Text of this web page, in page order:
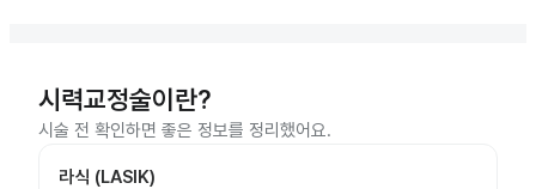
시력교정술이란?
시술 전 확인하면 좋은 정보를 정리했어요.
라식 (LASIK)